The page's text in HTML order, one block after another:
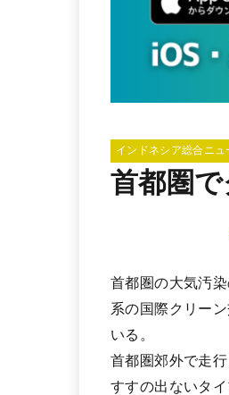
インドネシア総合ニュ
首都圏
首都圏の大気汚
系の国際クリー
いる。
首都圏郊外で走
すすの出ないタ